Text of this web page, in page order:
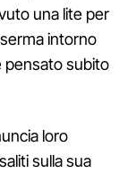
una lite per
intorno
pensato subito
loro
sulla sua